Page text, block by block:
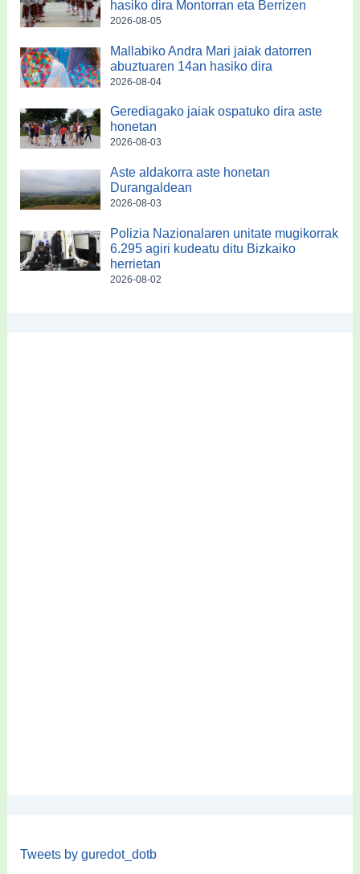
hasiko dira Montorran eta Berrizen
2026-08-05
Mallabiko Andra Mari jaiak datorren
abuztuaren 14an hasiko dira
2026-08-04
Gerediagako jaiak ospatuko dira aste
honetan
2026-08-03
Aste aldakorra aste honetan
Durangaldean
2026-08-03
Polizia Nazionalaren unitate mugikorrak
6.295 agiri kudeatu ditu Bizkaiko
herrietan
2026-08-02
Tweets by guredot_dotb